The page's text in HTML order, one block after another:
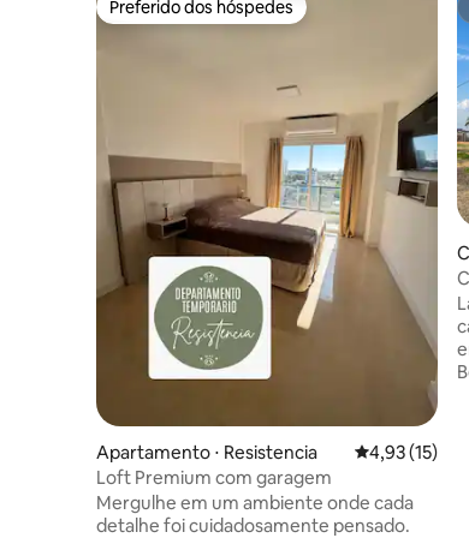
Preferido dos hóspedes
Preferido dos hóspedes
Apartamento ⋅ Resistencia 4,93 de uma
4,93 (15)
Loft Premium com garagem
Mergulhe em um ambiente onde cada
detalhe foi cuidadosamente pensado.